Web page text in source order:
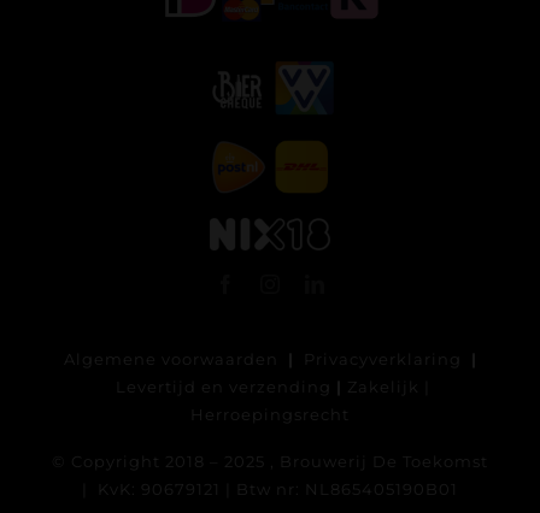
Algemene voorwaarden Privacyverklaring
Levertijd en verzending
Zakelijk
Herroepingsrecht
© Copyright 2018 – 2025 , Brouwerij De Toekomst
| KvK: 90679121 | Btw nr: NL865405190B01